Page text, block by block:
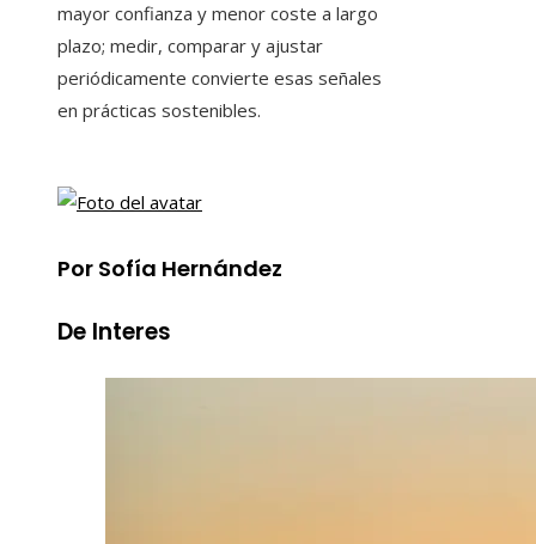
mayor confianza y menor coste a largo
plazo; medir, comparar y ajustar
periódicamente convierte esas señales
en prácticas sostenibles.
Por Sofía Hernández
De Interes